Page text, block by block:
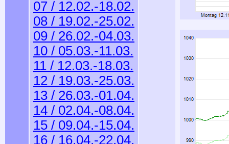
07 / 12.02.-18.02.
08 / 19.02.-25.02.
09 / 26.02.-04.03.
10 / 05.03.-11.03.
11 / 12.03.-18.03.
12 / 19.03.-25.03.
13 / 26.03.-01.04.
14 / 02.04.-08.04.
15 / 09.04.-15.04.
16 / 16.04.-22.04.